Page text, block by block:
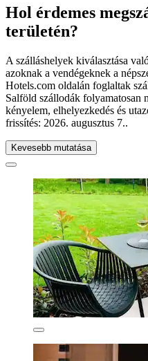
Hol érdemes
területén?
A szálláshelyek kiválasztása
azoknak a vendégeknek a
Hotels.com oldalán foglaltak
Salföld szállodák folyamatosan
kényelem, elhelyezkedés és
frissítés: 2026. augusztus 7..
Kevesebb mutatása